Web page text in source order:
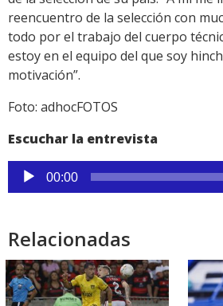
reencuentro de la selección con
todo por el trabajo del cuerpo
estoy en el equipo del que soy
motivación”.
Foto: adhocFOTOS
Escuchar la entrevista
Reproductor
de
00:00
Relacionadas